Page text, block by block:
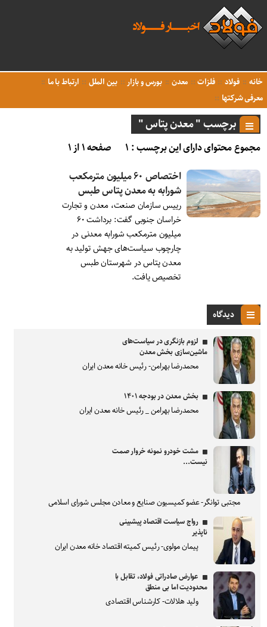
خانه فولاد فلزات معدن بورس و بازار بین الملل
ارتباط با ما
معرفی شرکتها
برچسب " معدن پتاس "
مجموع محتوای دارای این برچسب : ۱
صفحه ۱ از ۱
اختصاص ۶۰ میلیون مترمکعب
شورابه به معدن پتاس طبس
رییس سازمان صنعت، معدن و تجارت
خراسان جنوبی گفت: برداشت ۶۰
میلیون مترمکعب شورابه معدنی در
چارچوب سیاست‌های جهش تولید به
معدن پتاس در شهرستان طبس
تخصیص یافت.
دیدگاه
لزوم بازنگری در سیاست‌های
ماشین‌سازی بخش معدن
محمدرضا بهرامن- رئیس خانه معدن ایران
بخش معدن در بودجه ۱۴۰۱
محمدرضا بهرامن _ رئیس خانه معدن ایران
مشت خودرو نمونه خروار صمت
نیست...
مجتبی توانگر- عضو کمیسیون صنایع و معادن مجلس شورای اسلامی
رواج سیاست اقتصاد پیشبینی
ناپذیر
پیمان مولوی- رئیس کمیته اقتصاد خانه معدن ایران
عوارض صادراتی فولاد، تقابل با
محدودیت اما بی منطق
ولید هلالات- کارشناس اقتصادی